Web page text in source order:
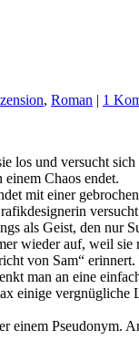
, Roman | 1
los und versucht
Chaos endet.
mit einer
als Geist, den nur
wieder auf, weil sie
von Sam“ erinnert.
man an eine
einige vergnügliche
einem Pseudonym.